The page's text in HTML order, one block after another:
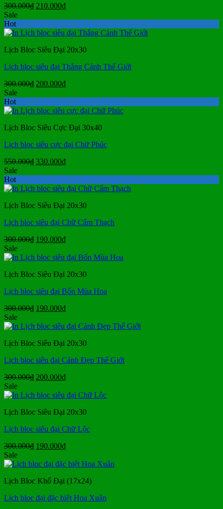
300.000₫ Giá
300.000₫.
210.000₫Giá
là:
Sale
Hot
Lịch Bloc Siêu Đại 20x30
Lịch bloc siêu đại Thắng Cảnh Thế Giới
300.000₫ Giá
300.000₫.
200.000₫Giá
là:
Sale
Hot
Lịch Bloc Siêu Cực Đại 30x40
Lịch bloc siêu cực đại Chữ Phúc
550.000₫ Giá
550.000₫.
330.000₫Giá
là:
Sale
Hot
Lịch Bloc Siêu Đại 20x30
Lịch bloc siêu đại Chữ Cẩm Thạch
300.000₫ Giá
là:
190.000₫Giá
tại
190.000₫.
Sale
Lịch Bloc Siêu Đại 20x30
Lịch bloc siêu đại Bốn Mùa Hoa
300.000₫ Giá
là:
190.000₫Giá
tại
190.000₫.
Sale
Lịch Bloc Siêu Đại 20x30
Lịch bloc siêu đại Cảnh Đẹp Thế Giới
300.000₫ Giá
là:
200.000₫Giá
tại
200.000₫.
Sale
Lịch Bloc Siêu Đại 20x30
Lịch bloc siêu đại Chữ Lộc
300.000₫ Giá
là:
190.000₫Giá
tại
190.000₫.
Sale
Lịch Bloc Khổ Đại (17x24)
Lịch bloc đại đặc biệt Hoa Xuân